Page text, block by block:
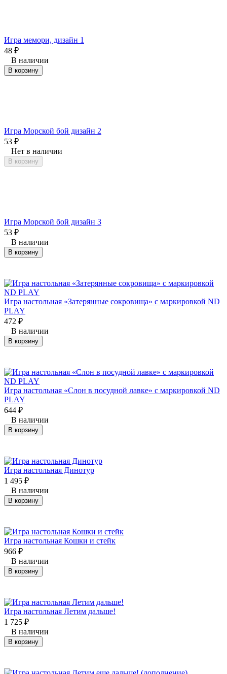
Игра мемори, дизайн 1
48 ₽
В наличии
В корзину
Игра Морской бой дизайн 2
53 ₽
Нет в наличии
В корзину
Игра Морской бой дизайн 3
53 ₽
В наличии
В корзину
Игра настольная «Затерянные сокровища» с маркировкой ND
PLAY
472 ₽
В наличии
В корзину
Игра настольная «Слон в посудной лавке» с маркировкой ND
PLAY
644 ₽
В наличии
В корзину
Игра настольная Динотур
1 495 ₽
В наличии
В корзину
Игра настольная Кошки и стейк
966 ₽
В наличии
В корзину
Игра настольная Летим дальше!
1 725 ₽
В наличии
В корзину